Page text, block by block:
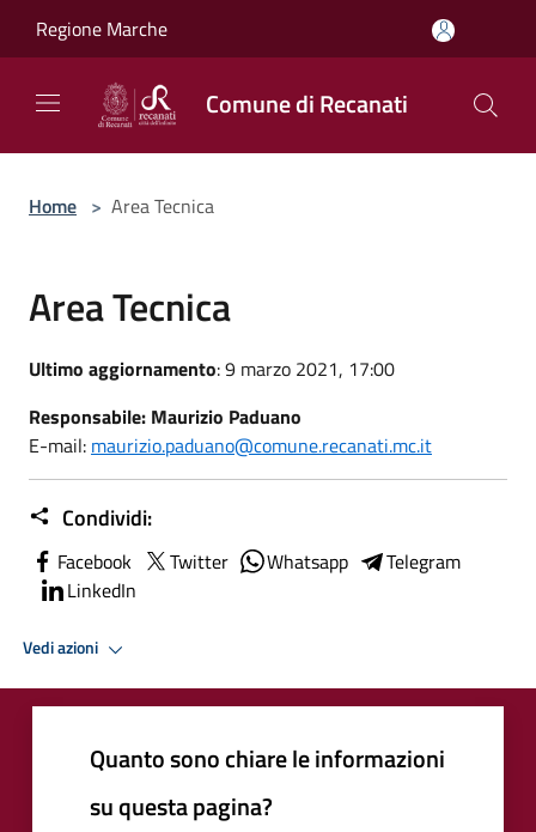
Regione Marche
Comune di Recanati
Home > Area Tecnica
Area Tecnica
Ultimo aggiornamento: 9 marzo 2021, 17:00
Responsabile: Maurizio Paduano
E-mail: maurizio.paduano@comune.recanati.mc.it
Condividi:
Facebook Twitter Whatsapp
Telegram
LinkedIn
Vedi azioni
Quanto sono chiare le informazioni
su questa pagina?